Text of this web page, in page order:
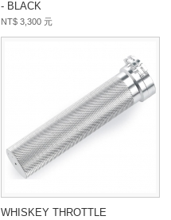
- BLACK
NT$ 3,300 元
WHISKEY THROTTLE